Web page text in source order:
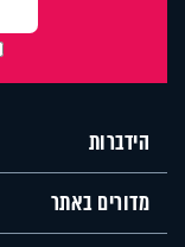
הידברות
מדורים באתר